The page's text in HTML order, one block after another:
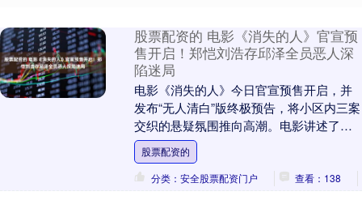
股票配资的 电影《消失的人》官宣预
售开启！郑恺刘浩存邱泽全员恶人深
陷迷局
电影《消失的人》今日官宣预售开启，并
发布“无人清白”版终极预告，将小区内三案
交织的悬疑氛围推向高潮。电影讲述了居
住在同一小区的唐宇（郑恺 饰）、林雨彤
（刘浩存 ....
股票配资的
分类：安全股票配资门户
查看：138